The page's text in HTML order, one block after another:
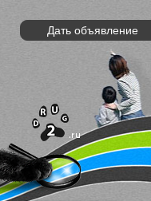
Дать объявление